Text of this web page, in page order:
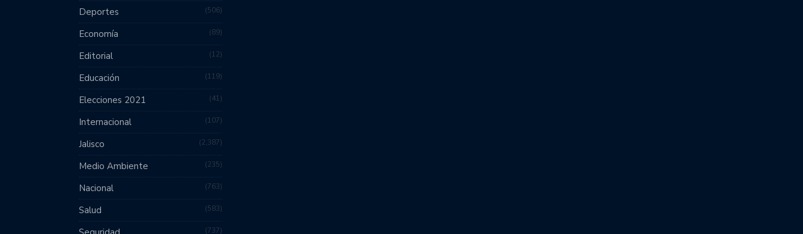
Deportes 506
Economía 89
Editorial 12
Educación 119
Elecciones 2021 41
Internacional 107
Jalisco 2,387
Medio Ambiente 235
Nacional 763
Salud 583
737